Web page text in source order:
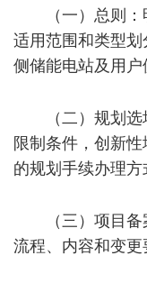
（一）总则
适用范围和类型
侧储能电站及用户
（二）规划
限制条件，创新
的规划手续办理方
（三）项目
流程、内容和变更